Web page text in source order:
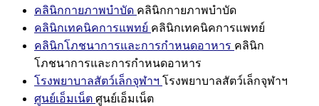
คลินิกกายภาพบำบัด คลินิกกายภาพบำบัด
คลินิกเทคนิคการแพทย์ คลินิกเทคนิคการแพทย์
คลินิกโภชนาการและการกำหนดอาหาร คลินิก
โภชนาการและการกำหนดอาหาร
โรงพยาบาลสัตว์เล็กจุฬาฯ โรงพยาบาลสัตว์เล็กจุฬาฯ
ศูนย์เอ็มเน็ต ศูนย์เอ็มเน็ต